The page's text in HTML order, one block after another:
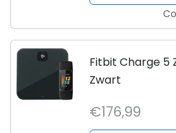
Fitbit Charge 5
Zwart
€176,99